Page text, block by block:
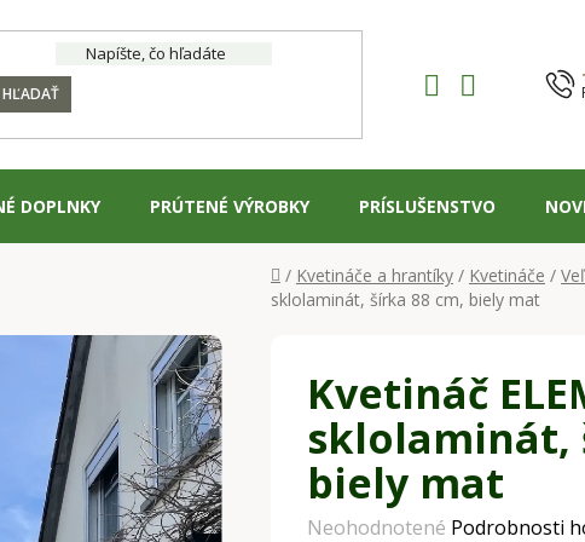
HĽADAŤ
DOPLNKY PRÚTENÉ VÝROBKY PRÍSLUŠENSTVO
Domov
/ Kvetináče a hrantíky / Kvetináče /
sklolaminát, šírka 88 cm, biely mat
Kvetináč
sklolaminát,
biely mat
Priemerné
Neohodnotené Podrobnosti